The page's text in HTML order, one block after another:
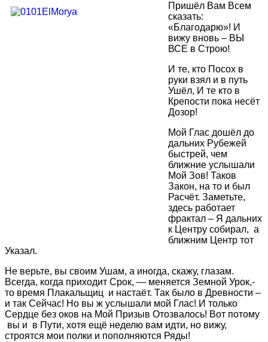
Пришёл Вам Всем
сказать:
«Благодарю»! И
вижу вновь – ВЫ
ВСЕ в Строю!
И те, кто Посох в
руки взял и в путь
Ушёл, И те кто в
Крепости пока несёт
Дозор!
Мой Глас дошёл до
дальних Рубежей
быстрей, чем
ближние услышали
Мой Зов! Таков
Закон, на то и был
Расчёт. Заметьте,
здесь работает
фрактал – Я дальних
к Центру собирал, а
ближним Центр тот
Указал.
Не верьте, вы своим Ушам, а иногда, скажу, глазам.
Всегда, когда приходит Срок, — меняется Земной Урок,-
то время Плакальщиц и настаёт. Так было в Древности –
и так Сейчас! Но вы ж услышали мой Глас! И только
Сердце без оков на Мой Призыв Отозвалось! Вот потому
вы и в Пути, хотя ещё неделю вам идти, но вижу,
строятся мои полки и пополняются Ряды!